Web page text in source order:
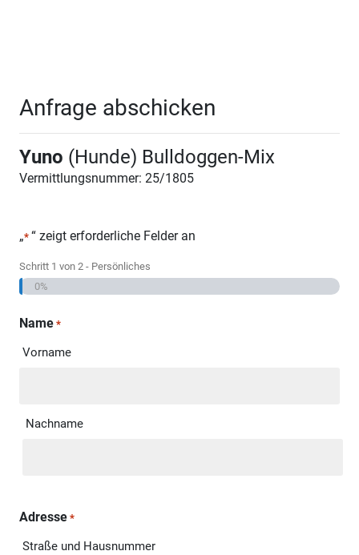
Anfrage abschicken
Yuno (Hunde) Bulldoggen-Mix
Vermittlungsnummer: 25/1805
„* “ zeigt erforderliche Felder an
Schritt 1 von 2 - Persönliches
0%
Name *
Vorname
Nachname
Adresse *
Straße und Hausnummer